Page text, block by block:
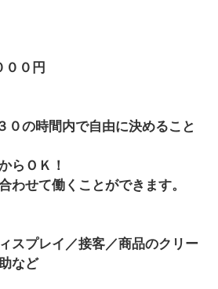
０円
０の時間内で自由に決めること
らＯＫ！
わせて働くことができます。
スプレイ／接客／商品のクリー
など